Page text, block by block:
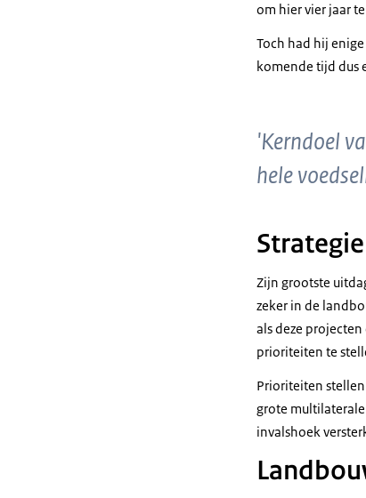
om hier vier jaar
Toch had hij
komende tijd dus
'Kerndoel
hele
Zijn grootste
zeker in de
als deze
prioriteiten te
Prioriteiten
grote
invalshoek